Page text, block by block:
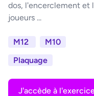
dos, l'encerclement et
joueurs ...
M12
M10
Plaquage
J'accède à